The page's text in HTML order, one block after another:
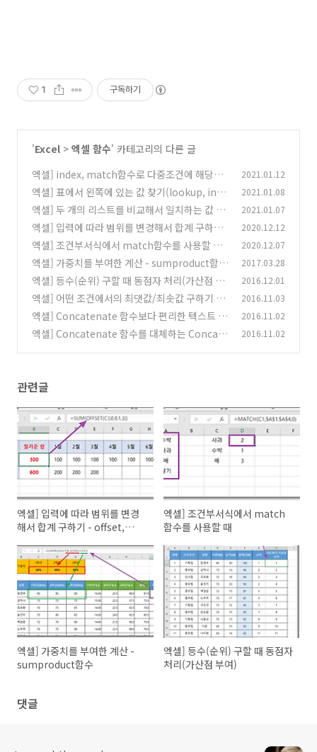
1 구독하기
'Excel > 엑셀 함수' 카테고리의 다른 글
엑셀] index, match함수로 다중조건에 해당하
는 값 찾기 (2)
2021.01.12
엑셀] 표에서 왼쪽에 있는 값 찾기(lookup, inde
x, match 함수)
(0)
2021.01.08
엑셀] 두 개의 리스트를 비교해서 일치하는 값 찾
기 - countif
(0)
2021.01.07
엑셀] 입력에 따라 범위를 변경해서 합계 구하기
- offset, counta함수
(0)
2020.12.12
엑셀] 조건부서식에서 match함수를 사용할 때
(0)
2020.12.07
엑셀] 가중치를 부여한 계산 - sumproduct함수
(0)
2017.03.28
엑셀] 등수(순위) 구할 때 동점자 처리(가산점 부
여)
(0)
2016.12.01
엑셀] 어떤 조건에서의 최댓값/최솟값 구하기 m
ax if maxifs 함수 (3)
2016.11.03
엑셀] Concatenate 함수보다 편리한 텍스트 연
결 함수 TEXTJOIN 함수 (3)
2016.11.02
엑셀] Concatenate 함수를 대체하는 Concat
2016.11.02
관련글
엑셀] 입력에 따라 범위를 변경
해서 합계 구하기 - offset,
엑셀] 조건부서식에서 match
함수를 사용할 때
엑셀] 가중치를 부여한 계산 -
sumproduct함수
엑셀] 등수(순위) 구할 때 동점자
처리(가산점 부여)
댓글